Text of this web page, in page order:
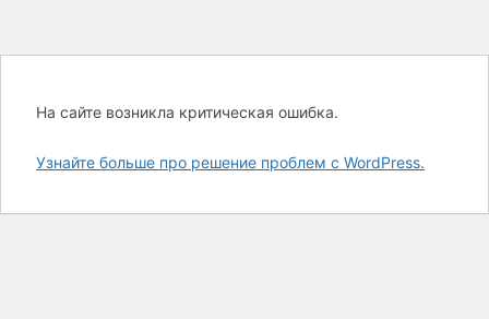
На сайте возникла критическая ошибка.
Узнайте больше про решение проблем с WordPress.